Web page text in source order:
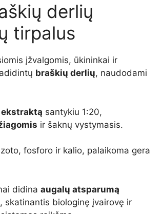
derlių
tirpalus
įžvalgomis, ūkininkai ir
braškių derlių, naudodami
santykiu 1:20,
ir šaknų vystymasis.
fosforo ir kalio, palaikoma gera
didina augalų atsparumą
skatinantis biologinę įvairovę ir